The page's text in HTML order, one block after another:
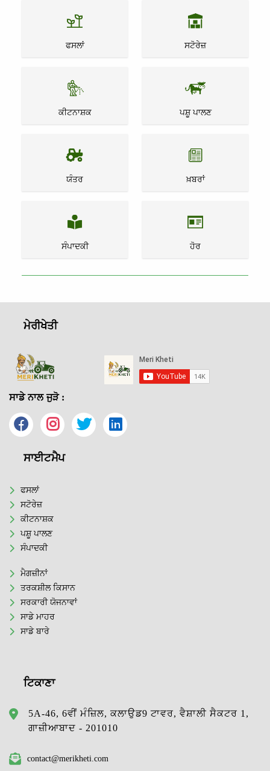
ਫਸਲਾਂ ਸਟੋਰੇਜ਼
ਕੀਟਨਾਸ਼ਕ ਪਸ਼ੂ ਪਾਲਣ
ਯੰਤਰ ਖ਼ਬਰਾਂ
ਸੰਪਾਦਕੀ ਹੋਰ
ਮੇਰੀਖੇਤੀ
ਸਾਡੇ ਨਾਲ ਜੁੜੋ :
ਸਾਈਟਮੈਪ
ਫਸਲਾਂ
ਸਟੋਰੇਜ਼
ਕੀਟਨਾਸ਼ਕ
ਪਸ਼ੂ ਪਾਲਣ
ਸੰਪਾਦਕੀ
ਮੈਗਜ਼ੀਨਾਂ
ਤਰਕਸ਼ੀਲ ਕਿਸਾਨ
ਸਰਕਾਰੀ ਯੋਜਨਾਵਾਂ
ਸਾਡੇ ਮਾਹਰ
ਸਾਡੇ ਬਾਰੇ
ਟਿਕਾਣਾ
5A-46, 6ਵੀਂ ਮੰਜ਼ਿਲ, ਕਲਾਉਡ9 ਟਾਵਰ, ਵੈਸ਼ਾਲੀ ਸੈਕਟਰ 1,
ਗਾਜ਼ੀਆਬਾਦ - 201010
contact@merikheti.com